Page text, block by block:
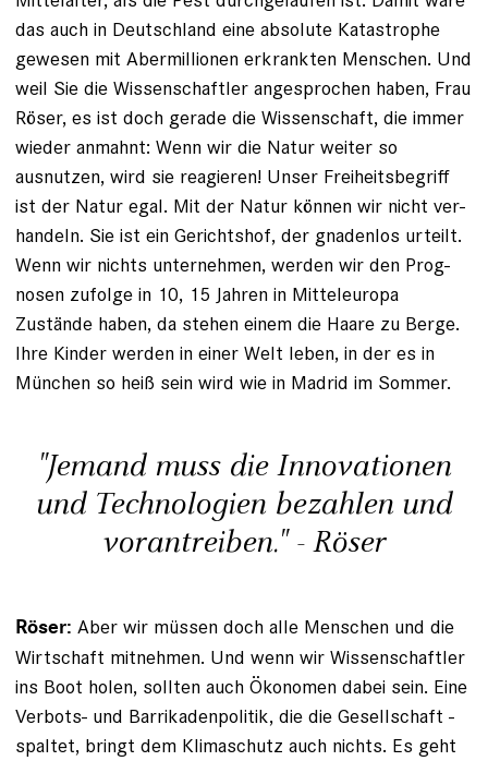
das auch in Deutschland eine absolute Katastrophe
gewesen mit Abermillionen erkrankten ­Menschen. Und
weil Sie die Wissenschaftler angesprochen haben, Frau
Röser, es ist doch gerade die Wissenschaft, die immer
wieder anmahnt: Wenn wir die Natur weiter so
ausnutzen, wird sie reagieren! Unser Freiheitsbegriff
ist der Natur egal. Mit der Natur können wir nicht ver­
handeln. Sie ist ein Gerichtshof, der gnadenlos urteilt.
Wenn wir nichts unternehmen, werden wir den Prog­
nosen zufolge in 10, 15 Jahren in Mitteleuropa
Zustände haben, da stehen einem die Haare zu Berge.
Ihre Kinder werden in einer Welt leben, in der es in
München so heiß sein wird wie in Madrid im Sommer.
"Jemand muss die Innovationen
und Techno­logien bezahlen und
vorantreiben." - Röser
Röser: Aber wir müssen doch alle Menschen und die
Wirtschaft mitnehmen. Und wenn wir Wissenschaftler
ins Boot holen, sollten auch Ökonomen dabei sein. Eine
Verbots- und Barrikadenpolitik, die die Gesellschaft ­
spaltet, bringt dem Klimaschutz auch nichts. Es geht